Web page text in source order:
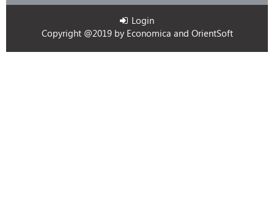
Login
Copyright @2019 by Economica and OrientSoft